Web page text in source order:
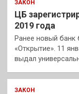
ЗАКОН
ЦБ
2019 года
Ранее новый
«Открытие». 11
выдал
ЗАКОН